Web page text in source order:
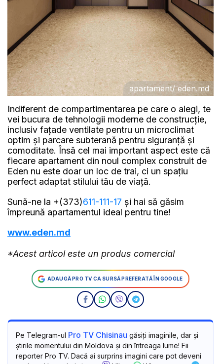
apartament/ eden.md
Indiferent de compartimentarea pe care o alegi, te
vei bucura de tehnologii moderne de construcție,
inclusiv fațade ventilate pentru un microclimat
optim și parcare subterană pentru siguranță și
comoditate. Însă cel mai important aspect este că
fiecare apartament din noul complex construit de
Eden nu este doar un loc de trai, ci un spațiu
perfect adaptat stilului tău de viață.
Sună-ne la +(373)611-111-17 și hai să găsim
împreună apartamentul ideal pentru tine!
www.eden.md
*Acest articol este un produs comercial
ADAUGĂ PRO TV CA SURSĂ PREFERATĂ ÎN GOOGLE
Pe Telegram-ul Pro TV Chisinau găsiți imaginile, dar și
știrile momentului din Moldova și din întreaga lume! Fii
reporter Pro TV. Dacă ai surprins imagini care pot deveni